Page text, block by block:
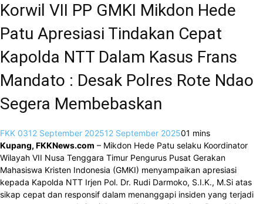
Korwil VII PP GMKI Mikdon Hede
Patu Apresiasi Tindakan Cepat
Kapolda NTT Dalam Kasus Frans
Mandato : Desak Polres Rote Ndao
Segera Membebaskan
FKK 0312 September 202512 September 202501 mins
Kupang, FKKNews.com – Mikdon Hede Patu selaku Koordinator
Wilayah VII Nusa Tenggara Timur Pengurus Pusat Gerakan
Mahasiswa Kristen Indonesia (GMKI) menyampaikan apresiasi
kepada Kapolda NTT Irjen Pol. Dr. Rudi Darmoko, S.I.K., M.Si atas
sikap cepat dan responsif dalam menanggapi insiden yang terjadi